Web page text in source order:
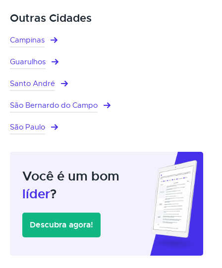
Outras Cidades
Campinas
Guarulhos
Santo André
São Bernardo do Campo
São Paulo
Você é um bom
líder?
Descubra agora!